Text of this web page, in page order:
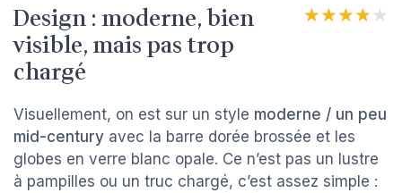
Design : moderne, bien
visible, mais pas trop
chargé
★★★★★
★★★★★
Visuellement, on est sur un style moderne / un peu
mid-century avec la barre dorée brossée et les
globes en verre blanc opale. Ce n’est pas un lustre
à pampilles ou un truc chargé, c’est assez simple :